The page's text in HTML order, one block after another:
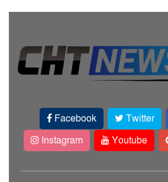
Facebook Twitter
Instagram
Youtube